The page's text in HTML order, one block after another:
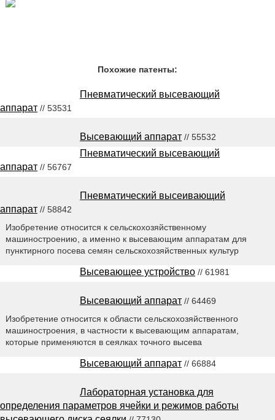
Похожие патенты:
Пневматический высевающий
аппарат // 53531
Высевающий аппарат // 55532
Пневматический высевающий
аппарат // 56767
Пневматический высеивающий
аппарат // 58842
Изобретение относится к сельскохозяйственному
машиностроению, а именно к высевающим аппаратам для
пунктирного посева семян сельскохозяйственных культур
Высевающее устройство // 61981
Высевающий аппарат // 64469
Изобретение относится к области сельскохозяйственного
машиностроения, в частности к высевающим аппаратам,
которые применяются в сеялках точного высева
Высевающий аппарат // 66884
Лабораторная установка для
определения параметров ячейки и режимов работы